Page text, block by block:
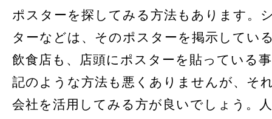
ポスターを探してみる方法もあります。
ターなどは、そのポスターを掲示してい
飲食店も、店頭にポスターを貼っている
記のような方法も悪くありませんが、そ
会社を活用してみる方が良いでしょう。